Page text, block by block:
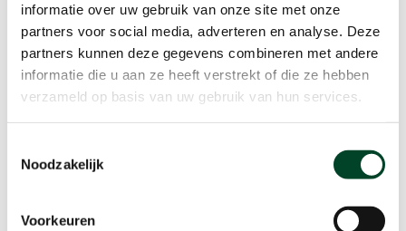
informatie over uw gebruik van onze site met onze
partners voor social media, adverteren en analyse. Deze
partners kunnen deze gegevens combineren met andere
informatie die u aan ze heeft verstrekt of die ze hebben
verzameld op basis van uw gebruik van hun services.
Noodzakelijk
Voorkeuren
Nieuwsberichten
Nieuws
Verhalen
Beeldbanken
Foto's bestaanszekerheid
Agenda